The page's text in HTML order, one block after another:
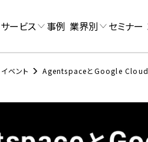
サービス 事例 業界別 セミナー
ベント AgentspaceとGoogle Cloud